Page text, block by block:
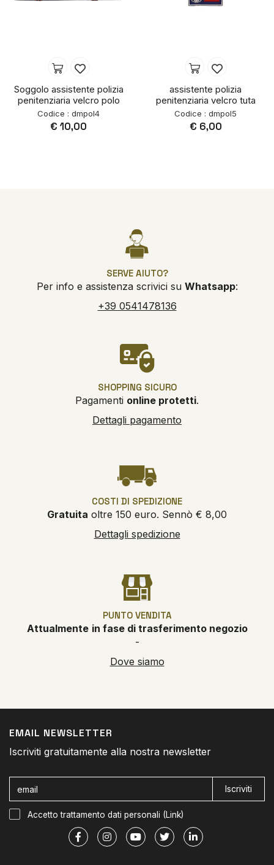
Soggolo assistente polizia
penitenziaria velcro polo
Codice : dmpol4
€ 10,00
assistente polizia
penitenziaria velcro tuta
Codice : dmpol5
€ 6,00
SERVE AIUTO?
Per info e assistenza scrivici su Whatsapp:
+39 0541478136
SHOPPING SICURO
Pagamenti online protetti.
Dettagli pagamento
COSTI DI SPEDIZIONE
Gratuita oltre 150 euro. Sennò € 8,00
Dettagli spedizione
PUNTO VENDITA
Attualmente in fase di trasferimento negozio
-
Dove siamo
EMAIL NEWSLETTER
Iscriviti gratuitamente alla nostra newsletter
Iscriviti
Accetto trattamento dati personali (Link)